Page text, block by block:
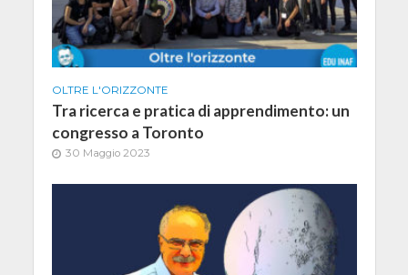
OLTRE L'ORIZZONTE
Tra ricerca e pratica di apprendimento: un
congresso a Toronto
30 Maggio 2023